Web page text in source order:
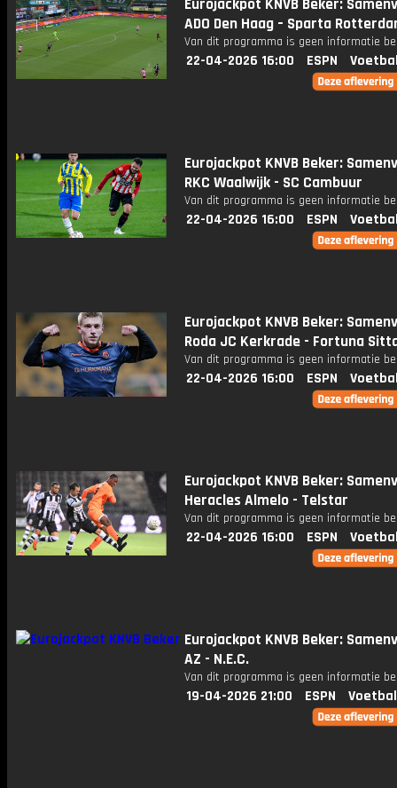
Eurojackpot KNVB Beker:
ADO Den Haag – Sparta
Van dit programma is geen informatie
22-04-2026 16:00 ESPN
Eurojackpot KNVB Beker:
RKC Waalwijk - SC Cambuur
Van dit programma is geen informatie
22-04-2026 16:00 ESPN
Eurojackpot KNVB Beker:
Roda JC Kerkrade - Fortuna
Van dit programma is geen informatie
22-04-2026 16:00 ESPN
Eurojackpot KNVB Beker:
Heracles Almelo - Telstar
Van dit programma is geen informatie
22-04-2026 16:00 ESPN
Eurojackpot KNVB Beker:
AZ - N.E.C.
Van dit programma is geen informatie
19-04-2026 21:00 ESPN